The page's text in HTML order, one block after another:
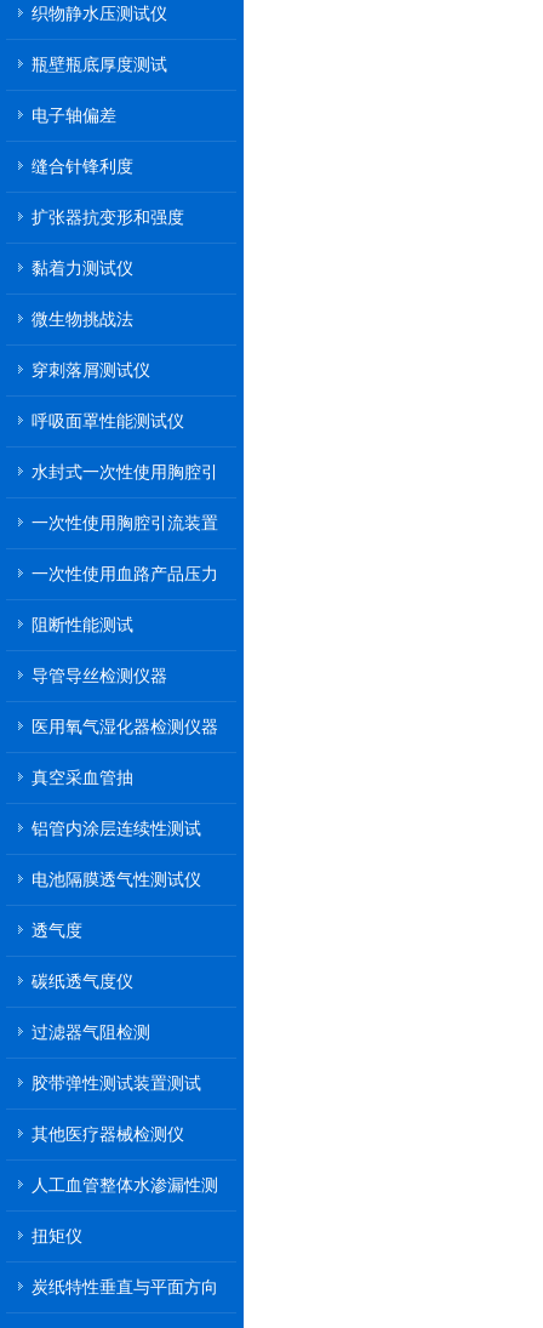
织物静水压测试仪
瓶壁瓶底厚度测试
电子轴偏差
缝合针锋利度
扩张器抗变形和强度
黏着力测试仪
微生物挑战法
穿刺落屑测试仪
呼吸面罩性能测试仪
水封式一次性使用胸腔引
一次性使用胸腔引流装置
一次性使用血路产品压力
阻断性能测试
导管导丝检测仪器
医用氧气湿化器检测仪器
真空采血管抽
铝管内涂层连续性测试
电池隔膜透气性测试仪
透气度
碳纸透气度仪
过滤器气阻检测
胶带弹性测试装置测试
其他医疗器械检测仪
人工血管整体水渗漏性测
扭矩仪
炭纸特性垂直与平面方向